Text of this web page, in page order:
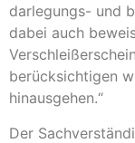
darlegungs- und
dabei auch
berücksichtigen
hinausgehen.“
Der